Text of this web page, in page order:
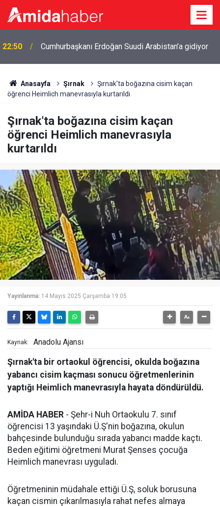
22:50 Cumhurbaşkanı Erdoğan Suudi Arabistan’a gidiyor
Anasayfa Şırnak
Şırnak'ta boğazına cisim kaçan
öğrenci Heimlich manevrasıyla kurtarıldı
Şırnak'ta boğazına cisim kaçan
öğrenci Heimlich manevrasıyla
kurtarıldı
Yayınlanma: 14 Mayıs 2025 Çarşamba 19:05
Kaynak: Anadolu Ajansı
Şırnak'ta bir ortaokul öğrencisi, okulda boğazına
yabancı cisim kaçması sonucu öğretmenlerinin
yaptığı Heimlich manevrasıyla hayata döndürüldü.
AMİDA HABER - Şehr-i Nuh Ortaokulu 7. sınıf
öğrencisi 13 yaşındaki Ü.Ş'nin boğazına, okulun
bahçesinde bulunduğu sırada yabancı madde kaçtı.
Beden eğitimi öğretmeni Murat Şenses çocuğa
Heimlich manevrası uyguladı.
Öğretmeninin müdahale ettiği Ü.Ş, soluk borusuna
kaçan cismin çıkarılmasıyla rahat nefes almaya